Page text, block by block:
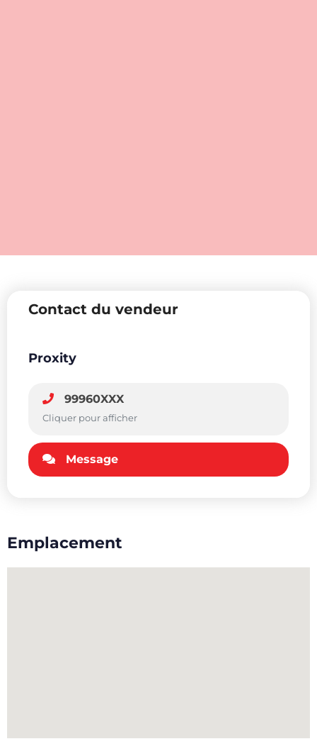
Contact du vendeur
Proxity
99960XXX
Cliquer pour afficher
Message
Emplacement